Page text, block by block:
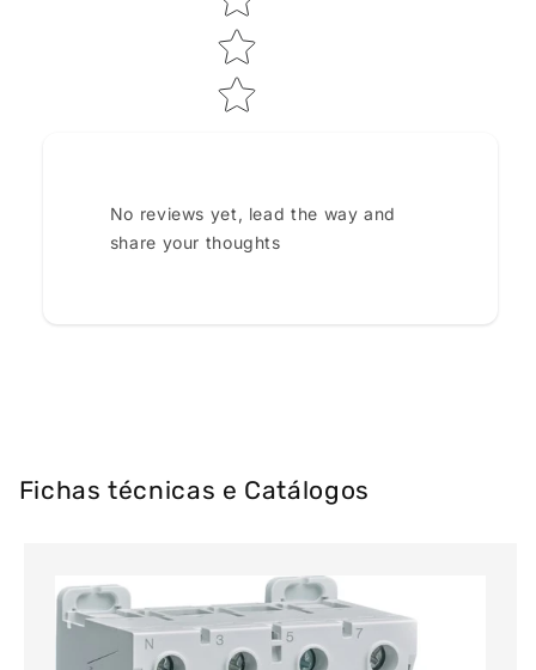
No reviews yet, lead the way and
share your thoughts
Fichas técnicas e Catálogos